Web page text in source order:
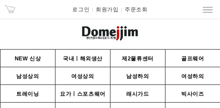
로그인 회원가입 주문조회
NEW 신상 국내ㅣ해외생산 제2물류센터 골프웨어
남성상의 여성상의 남성하의 여성하의
트레이닝 요가ㅣ스포츠웨어 래시가드 빅사이즈